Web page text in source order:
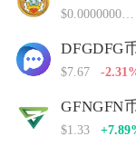
DFGDFG
$7.67 -
GFNGFN
$1.33